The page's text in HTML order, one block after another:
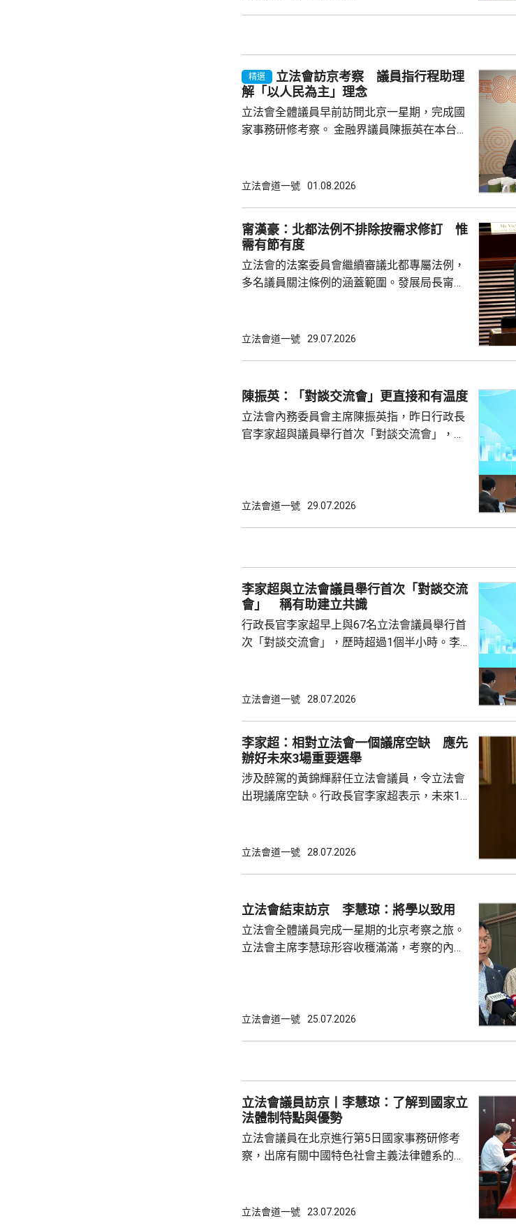
官每年需要匯報如何落實五年規劃，並按每年
實際情況，提出施政重點。 李家超又...
精選
立法會訪京考察 議員指行程助理
解「以人民為主」理念
立法會全體議員早前訪問北京一星期，完成國
家事務研修考察。 金融界議員陳振英在本台節
能力。陳振英又指，考察期間更深入了解國家
騙意識、推廣普惠金融，探討改善支付平台。
了解國家超前部署 考察市民熱線中心等 民建
聯議員周浩鼎指，考察期間進...
立法會道一號 01.08.2026
甯漢豪：北都法例不排除按需求修訂 惟
需有節有度
立法會的法案委員會繼續審議北都專屬法例，
多名議員關注條例的涵蓋範圍。發展局長甯漢
新範疇需在條例涵蓋。她表示，明白隨著發展
蓋為北都招商引資提供的稅務便利；選委界陳
紹雄亦關注會否因應北都工程增加，提供更具
彈性的輸入勞工安排。甯漢豪指，立法...
立法會道一號 29.07.2026
陳振英：「對談交流會」更直接和有温度
立法會內務委員會主席陳振英指，昨日行政長
官李家超與議員舉行首次「對談交流會」，環
答，形容像「爐邊談話」，有溫度和直接。 陳
立法會道一號 29.07.2026
李家超與立法會議員舉行首次「對談交流
會」 稱有助建立共識
行政長官李家超早上與67名立法會議員舉行首
次「對談交流會」，歷時超過1個半小時。李
超指出，交流會是為增進行政立法之間的理
伙伴，相信透過交流會可連接不同角度，令大
家換位思考，雙方既制衡、又配合。李家超又
形容，會上他和議員就好像同一隊「香...
立法會道一號 28.07.2026
李家超：相對立法會一個議席空缺 應先
辦好未來3場重要選舉
涉及醉駕的黃錦輝辭任立法會議員，令立法會
出現議席空缺。行政長官李家超表示，未來18
舉，及明年底的區議會選舉，認為考慮人力資
舉。 立法會主席李慧琼就指，理解和尊重行政
長官及選管會的評估，又指雖然立法會目前只
有89名議員，但每名議員都明白要多...
立法會道一號 28.07.2026
立法會結束訪京 李慧琼：將學以致用
立法會全體議員完成一星期的北京考察之旅。
立法會主席李慧琼形容收穫滿滿，考察的內容
政長官和特區政府依法施政，提升治理效能。
立法會道一號 25.07.2026
立法會議員訪京丨李慧琼：了解到國家立
法體制特點與優勢
立法會議員在北京進行第5日國家事務研修考
察，出席有關中國特色社會主義法律體系的專
人民當家作主，推動改革、促進發展、保障善
立法會道一號 23.07.2026